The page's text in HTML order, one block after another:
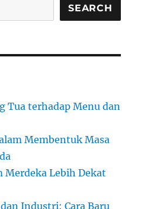
SEARCH
Tua terhadap Menu dan
Membentuk Masa
Merdeka Lebih Dekat
Industri: Cara Baru